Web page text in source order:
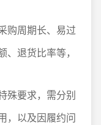
购周期长、易过
退货比率等，
殊要求，需分别
，以及因履约问